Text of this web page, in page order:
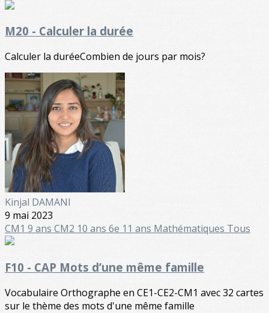
M20 - Calculer la durée
Calculer la duréeCombien de jours par mois?
Kinjal DAMANI
9 mai 2023
CM1 9 ans CM2 10 ans 6e 11 ans Mathématiques Tous
F10 - CAP Mots d’une même famille
Vocabulaire Orthographe en CE1-CE2-CM1 avec 32 cartes
sur le thème des mots d'une même famille